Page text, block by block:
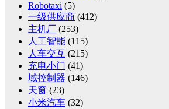
Robotaxi (5)
一级供应商 (412)
主机厂 (253)
人工智能 (115)
人车交互 (215)
充电小门 (41)
域控制器 (146)
天窗 (23)
小米汽车 (32)